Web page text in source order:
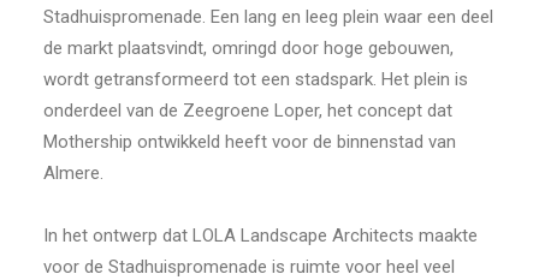
Stadhuispromenade. Een lang en leeg plein waar een deel
de markt plaatsvindt, omringd door hoge gebouwen,
wordt getransformeerd tot een stadspark. Het plein is
onderdeel van de Zeegroene Loper, het concept dat
Mothership ontwikkeld heeft voor de binnenstad van
Almere.
In het ontwerp dat LOLA Landscape Architects maakte
voor de Stadhuispromenade is ruimte voor heel veel